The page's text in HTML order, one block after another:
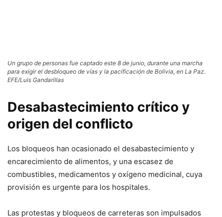
Un grupo de personas fue captado este 8 de junio, durante una marcha
para exigir el desbloqueo de vías y la pacificación de Bolivia, en La Paz.
EFE/Luis Gandarillas
Desabastecimiento crítico y
origen del conflicto
Los bloqueos han ocasionado el desabastecimiento y
encarecimiento de alimentos, y una escasez de
combustibles, medicamentos y oxígeno medicinal, cuya
provisión es urgente para los hospitales.
Las protestas y bloqueos de carreteras son impulsados